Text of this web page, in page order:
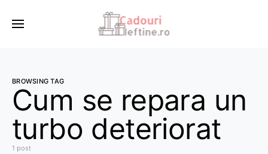
BROWSING TAG
Cum se repara un
turbo deteriorat
1 post